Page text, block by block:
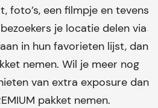
foto’s, een filmpje en tevens
je locatie delen via
in hun favorieten lijst, dan
nemen. Wil je meer nog
van extra exposure dan
pakket nemen.